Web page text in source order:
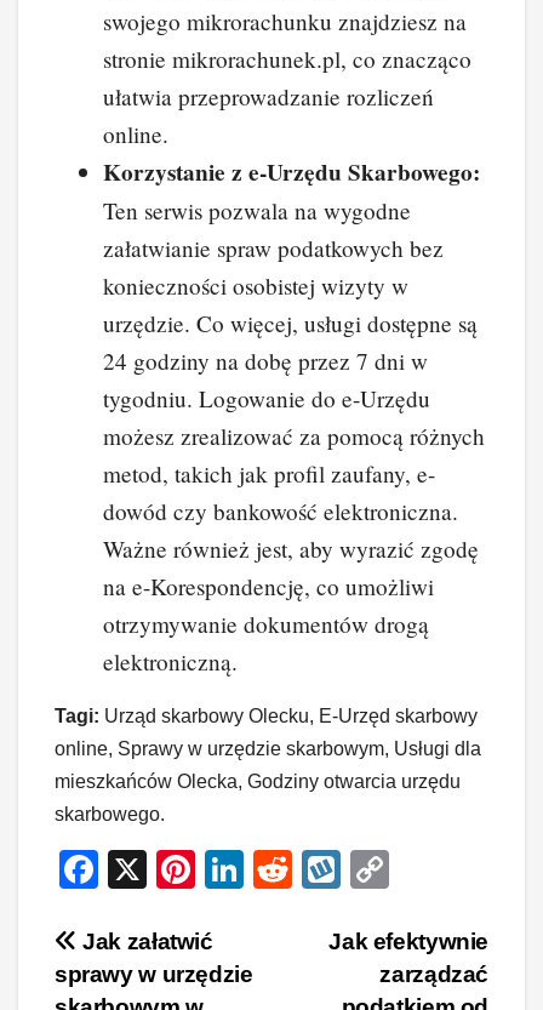
swojego mikrorachunku znajdziesz na
stronie mikrorachunek.pl, co znacząco
ułatwia przeprowadzanie rozliczeń
online.
Korzystanie z e-Urzędu Skarbowego:
Ten serwis pozwala na wygodne
załatwianie spraw podatkowych bez
konieczności osobistej wizyty w
urzędzie. Co więcej, usługi dostępne są
24 godziny na dobę przez 7 dni w
tygodniu. Logowanie do e-Urzędu
możesz zrealizować za pomocą różnych
metod, takich jak profil zaufany, e-
dowód czy bankowość elektroniczna.
Ważne również jest, aby wyrazić zgodę
na e-Korespondencję, co umożliwi
otrzymywanie dokumentów drogą
elektroniczną.
Tagi: Urząd skarbowy Olecku, E-Urzęd skarbowy
online, Sprawy w urzędzie skarbowym, Usługi dla
mieszkańców Olecka, Godziny otwarcia urzędu
skarbowego.
F
c
e
X
Pi
er
e
Li
e
R
W
o
p
y
Nawigacja
wpisu
Jak efektywnie
zarządzać
Jak załatwić
sprawy w urzędzie